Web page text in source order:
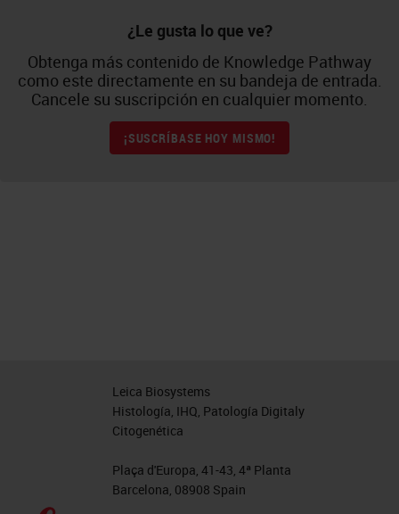
¿Le gusta lo que ve?
Obtenga más contenido de Knowledge Pathway
como este directamente en su bandeja de entrada.
Cancele su suscripción en cualquier momento.
¡SUSCRÍBASE HOY MISMO!
Leica Biosystems
Histología, IHQ, Patología Digitaly
Citogenética
Plaça d'Europa, 41-43, 4ª Planta
Barcelona, 08908 Spain